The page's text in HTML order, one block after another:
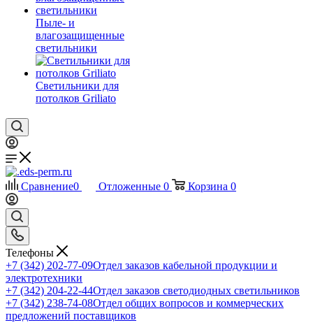
Пыле- и
влагозащищенные
светильники
Светильники для
потолков Griliato
Сравнение0 Отложенные 0 Корзина 0
Телефоны
+7 (342) 202-77-09Отдел заказов кабельной продукции и
электротехники
+7 (342) 204-22-44Отдел заказов светодиодных светильников
+7 (342) 238-74-08Отдел общих вопросов и коммерческих
предложений поставщиков